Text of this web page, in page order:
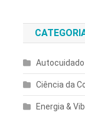
Ciência da
Energia &